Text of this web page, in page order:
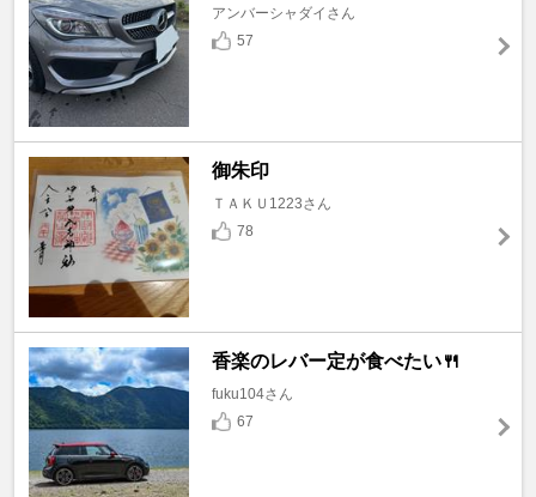
アンバーシャダイさん
57
御朱印
ＴＡＫＵ1223さん
78
香楽のレバー定が食べたい🍴
fuku104さん
67